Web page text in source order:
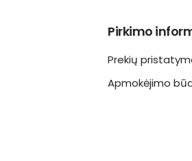
Pirkimo
Prekių
Apmokėjimo